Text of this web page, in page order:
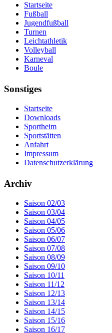
Startseite
Fußball
Jugendfußball
Turnen
Leichtathletik
Volleyball
Karneval
Boule
Sonstiges
Startseite
Downloads
Sportheim
Sportstätten
Anfahrt
Impressum
Datenschutzerklärung
Archiv
Saison 02/03
Saison 03/04
Saison 04/05
Saison 05/06
Saison 06/07
Saison 07/08
Saison 08/09
Saison 09/10
Saison 10/11
Saison 11/12
Saison 12/13
Saison 13/14
Saison 14/15
Saison 15/16
Saison 16/17